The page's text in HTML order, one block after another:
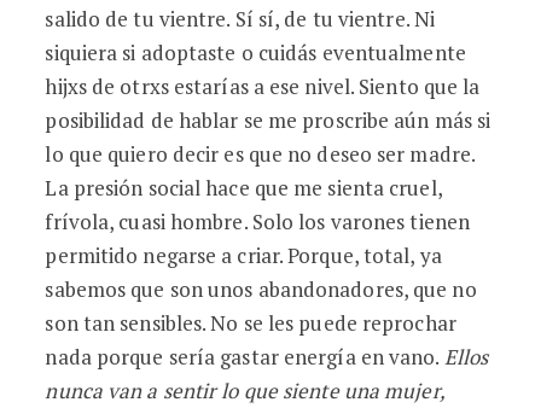
salido de tu vientre. Sí sí, de tu vientre. Ni
siquiera si adoptaste o cuidás eventualmente
hijxs de otrxs estarías a ese nivel. Siento que la
posibilidad de hablar se me proscribe aún más si
lo que quiero decir es que no deseo ser madre.
La presión social hace que me sienta cruel,
frívola, cuasi hombre. Solo los varones tienen
permitido negarse a criar. Porque, total, ya
sabemos que son unos abandonadores, que no
son tan sensibles. No se les puede reprochar
nada porque sería gastar energía en vano. Ellos
nunca van a sentir lo que siente una mujer,